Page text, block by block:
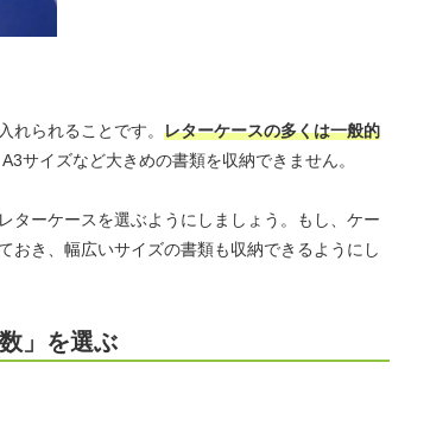
れられることです。 レターケースの多くは一般的
サイズなど大きめの書類を収納できません。
ターケースを選ぶようにしましょう。もし、ケー
おき、幅広いサイズの書類も収納できるようにし
」を選ぶ